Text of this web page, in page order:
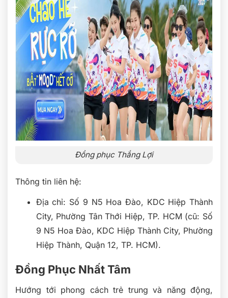
Đồng phục Thắng Lợi
Thông tin liên hệ:
Địa chỉ: Số 9 N5 Hoa Đào, KDC Hiệp Thành
City, Phường Tân Thới Hiệp, TP. HCM (cũ: Số
9 N5 Hoa Đào, KDC Hiệp Thành City, Phường
Hiệp Thành, Quận 12, TP. HCM).
Đồng Phục Nhất Tâm
Hướng tới phong cách trẻ trung và năng động,